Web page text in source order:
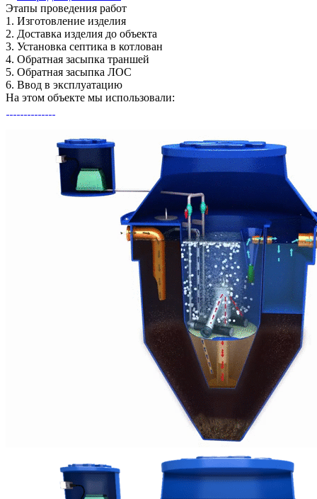
Этапы проведения работ
1. Изготовление изделия
2. Доставка изделия до объекта
3. Установка септика в котлован
4. Обратная засыпка траншей
5. Обратная засыпка ЛОС
6. Ввод в эксплуатацию
На этом объекте мы использовали: